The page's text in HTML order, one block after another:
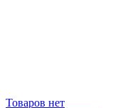
Товаров нет